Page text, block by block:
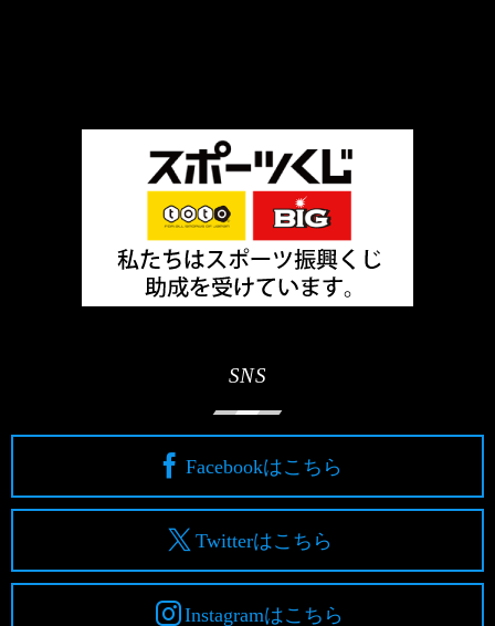
SNS
Facebookはこちら
Twitterはこちら
Instagramはこちら